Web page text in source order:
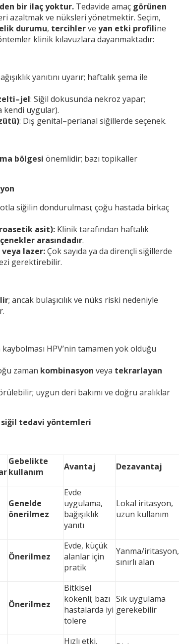
bir ilaç yoktur. Tedavide amaç görünen
azaltmak ve nüksleri yönetmektir. Seçim,
durumu, tercihlerve yan etki profiline
klinik kılavuzlara dayanmaktadır:
yanıtını uyarır; haftalık şema ile
: Siğil dokusunda nekroz yapar;
kendi uygular).
: Dış genital–perianal siğillerde seçenek.
bölgesi önemlidir; bazı topikaller
siğilin dondurulması; çoğu hastada birkaç
asit): Klinik tarafından haftalık
arasındadır.
lazer:Çok sayıda ya da dirençli siğillerde
gerektirebilir.
; ancak bulaşıcılık ve nüks riski nedeniyle
HPV’nin tamamen yok olduğu
zaman kombinasyon veya tekrarlayan
uygun deri bakımı ve doğru aralıklar
siğil tedavi yöntemleri
Gebelikte
kullanım
Avantaj Dezavantaj
Genelde
önerilmez
Evde
uygulama,
bağışıklık
yanıtı
Lokal iritasyon,
uzun kullanım
Önerilmez
Evde, küçük
alanlar için
pratik
Yanma/iritasyon,
sınırlı alan
Önerilmez
Bitkisel
kökenli; bazı
hastalarda iyi
tolere
Sık uygulama
gerekebilir
Hızlı etki,